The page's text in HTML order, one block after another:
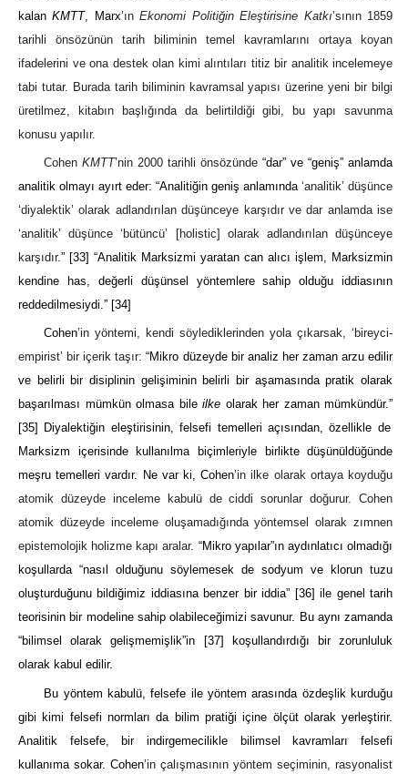
kalanKMTT, Marx’ınEkonomi Politiğin Eleştirisine Katkı’sının 1859
tarihli önsözünün tarih biliminin temel kavramlarını ortaya koyan
ifadelerini ve ona destek olan kimi alıntıları titiz bir analitik incelemeye
tabi tutar. Burada tarih biliminin kavramsal yapısı üzerine yeni bir bilgi
üretilmez, kitabın başlığında da belirtildiği gibi, bu yapı savunma
konusu yapılır.
CohenKMTT’nin 2000 tarihli önsözünde“dar” ve “geniş” anlamda
analitik olmayı ayırt eder: “Analitiğin geniş anlamında‘analitik’ düşünce
‘diyalektik’ olarak adlandırılan düşünceye karşıdır ve dar anlamda ise
‘analitik’ düşünce ‘bütüncü’ [holistic] olarak adlandırılan düşünceye
karşıdır. ” [33] “Analitik Marksizmi yaratan can alıcı işlem, Marksizmin
kendine has, değerli düşünsel yöntemlere sahip olduğu iddiasının
reddedilmesiydi.” [34]
Cohen’in yöntemi, kendi söylediklerinden yola çıkarsak, ‘bireyci-
empirist’ bir içerik taşır:“Mikro düzeyde bir analiz her zaman arzu edilir
ve belirli bir disiplinin gelişiminin belirli bir aşamasında pratik olarak
başarılması mümkün olmasa bileilke olarak her zaman mümkündür.”
[35]
Diyalektiğin eleştirisinin, felsefi temelleri açısından, özellikle de
Marksizm içerisinde kullanılma biçimleriyle birlikte düşünüldüğünde
meşru temelleri vardır. Ne var ki, Cohen’in ilke olarak ortaya koyduğu
atomik düzeyde inceleme kabulü de ciddi sorunlar doğurur. Cohen
atomik düzeyde inceleme oluşamadığında yöntemsel olarak zımnen
epistemolojik holizme kapı aralar. “Mikro yapılar”ın aydınlatıcı olmadığı
koşullarda “nasıl olduğunu söylemesek de sodyum ve klorun tuzu
oluşturduğunu bildiğimiz iddiasına benzer bir iddia” [36] ile genel tarih
teorisinin bir modeline sahip olabileceğimizi savunur. Bu aynı zamanda
“bilimsel olarak gelişmemişlik”in
[37]
koşullandırdığı bir zorunluluk
olarak kabul edilir.
Bu yöntem kabulü, felsefe ile yöntem arasında özdeşlik kurduğu
gibi kimi felsefi normları da bilim pratiği içine ölçüt olarak yerleştirir.
Analitik felsefe, bir indirgemecilikle bilimsel kavramları felsefi
kullanıma sokar. Cohen’in çalışmasının yöntem seçiminin, rasyonalist